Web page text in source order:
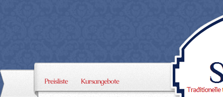
Preisliste Kursangebote